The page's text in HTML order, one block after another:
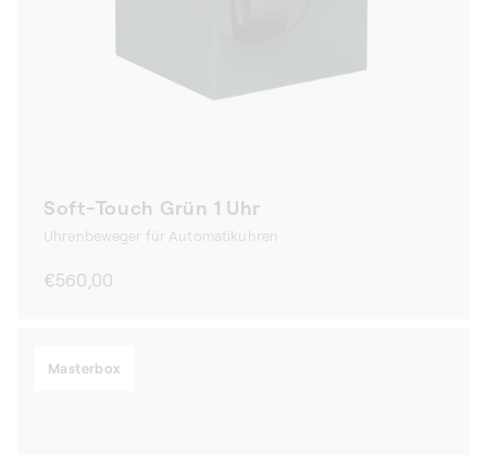
Soft-Touch Grün 1 Uhr
Uhrenbeweger für Automatikuhren
Normaler
€560,00
Masterbox